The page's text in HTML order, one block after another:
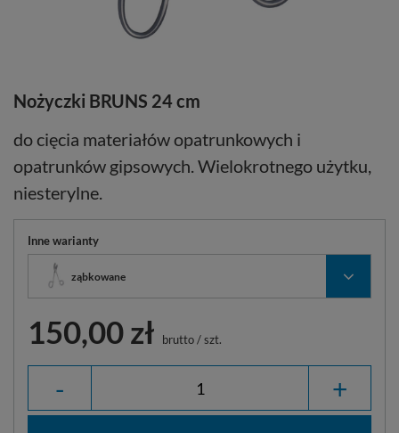
Nożyczki BRUNS 24 cm
do cięcia materiałów opatrunkowych i
opatrunków gipsowych. Wielokrotnego użytku,
niesterylne.
Inne warianty
ząbkowane
150,00 zł brutto/szt.
- +